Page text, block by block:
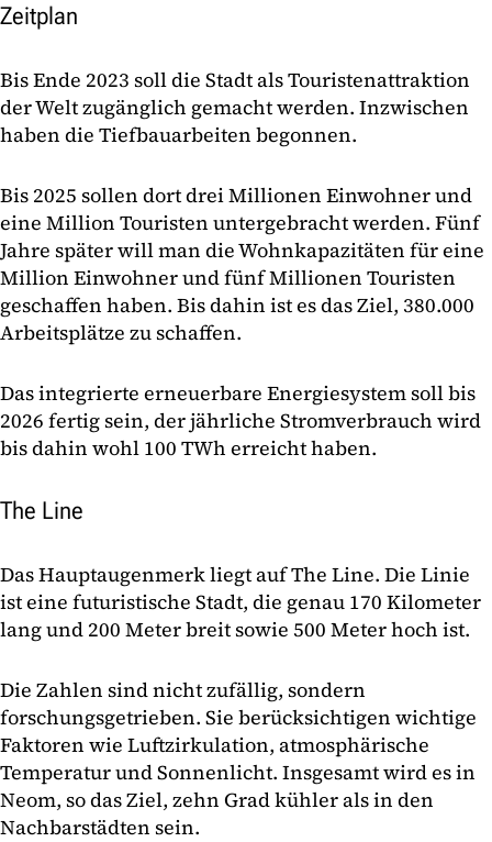
Zeitplan
Bis Ende 2023 soll die Stadt als Touristenattraktion
der Welt zugänglich gemacht werden. Inzwischen
haben die Tiefbauarbeiten begonnen.
Bis 2025 sollen dort drei Millionen Einwohner und
eine Million Touristen untergebracht werden. Fünf
Jahre später will man die Wohnkapazitäten für eine
Million Einwohner und fünf Millionen Touristen
geschaffen haben. Bis dahin ist es das Ziel, 380.000
Arbeitsplätze zu schaffen.
Das integrierte erneuerbare Energiesystem soll bis
2026 fertig sein, der jährliche Stromverbrauch wird
bis dahin wohl 100 TWh erreicht haben.
The Line
Das Hauptaugenmerk liegt auf The Line. Die Linie
ist eine futuristische Stadt, die genau 170 Kilometer
lang und 200 Meter breit sowie 500 Meter hoch ist.
Die Zahlen sind nicht zufällig, sondern
forschungsgetrieben. Sie berücksichtigen wichtige
Faktoren wie Luftzirkulation, atmosphärische
Temperatur und Sonnenlicht. Insgesamt wird es in
Neom, so das Ziel, zehn Grad kühler als in den
Nachbarstädten sein.